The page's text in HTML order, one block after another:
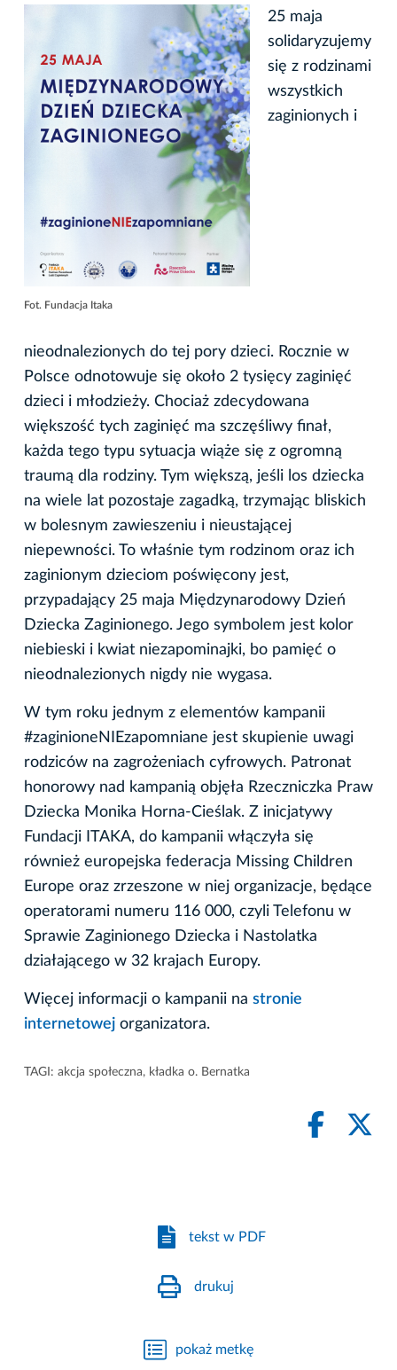
Fot. Fundacja Itaka
25 maja
solidaryzujemy
się z rodzinami
wszystkich
zaginionych i
nieodnalezionych do tej pory dzieci. Rocznie w
Polsce odnotowuje się około 2 tysięcy zaginięć
dzieci i młodzieży. Chociaż zdecydowana
większość tych zaginięć ma szczęśliwy finał,
każda tego typu sytuacja wiąże się z ogromną
traumą dla rodziny. Tym większą, jeśli los dziecka
na wiele lat pozostaje zagadką, trzymając bliskich
w bolesnym zawieszeniu i nieustającej
niepewności. To właśnie tym rodzinom oraz ich
zaginionym dzieciom poświęcony jest,
przypadający 25 maja Międzynarodowy Dzień
Dziecka Zaginionego. Jego symbolem jest kolor
niebieski i kwiat niezapominajki, bo pamięć o
nieodnalezionych nigdy nie wygasa.
W tym roku jednym z elementów kampanii
#zaginioneNIEzapomniane jest skupienie uwagi
rodziców na zagrożeniach cyfrowych. Patronat
honorowy nad kampanią objęła Rzeczniczka Praw
Dziecka Monika Horna-Cieślak. Z inicjatywy
Fundacji ITAKA, do kampanii włączyła się
również europejska federacja Missing Children
Europe oraz zrzeszone w niej organizacje, będące
operatorami numeru 116 000, czyli Telefonu w
Sprawie Zaginionego Dziecka i Nastolatka
działającego w 32 krajach Europy.
Więcej informacji o kampanii na stronie
internetowej organizatora.
TAGI: akcja społeczna, kładka o. Bernatka
tekst w PDF
drukuj
pokaż metkę